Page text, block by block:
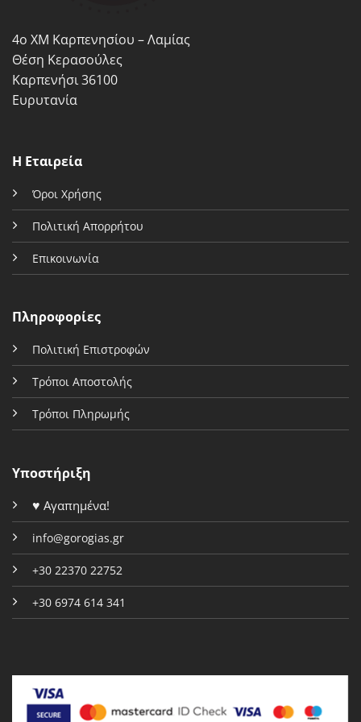
4ο ΧΜ Καρπενησίου – Λαμίας
Θέση Κερασούλες
Καρπενήσι 36100
Ευρυτανία
Η Εταιρεία
Όροι Χρήσης
Πολιτική Απορρήτου
Επικοινωνία
Πληροφορίες
Πολιτική Επιστροφών
Τρόποι Αποστολής
Τρόποι Πληρωμής
Υποστήριξη
♥ Αγαπημένα!
info@gorogias.gr
+30 22370 22752
+30 6974 614 341